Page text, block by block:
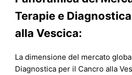
Terapie e
alla Vescica:
La dimensione del mercato
Diagnostica per il Cancro alla